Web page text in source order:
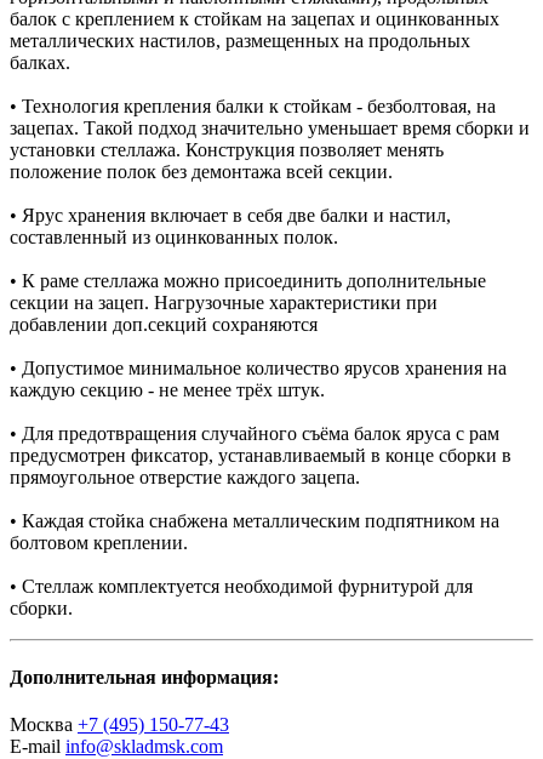
балок с креплением к стойкам на зацепах и оцинкованных
металлических настилов, размещенных на продольных
балках.
• Технология крепления балки к стойкам - безболтовая, на
зацепах. Такой подход значительно уменьшает время сборки и
установки стеллажа. Конструкция позволяет менять
положение полок без демонтажа всей секции.
• Ярус хранения включает в себя две балки и настил,
составленный из оцинкованных полок.
• К раме стеллажа можно присоединить дополнительные
секции на зацеп. Нагрузочные характеристики при
добавлении доп.секций сохраняются
• Допустимое минимальное количество ярусов хранения на
каждую секцию - не менее трёх штук.
• Для предотвращения случайного съёма балок яруса с рам
предусмотрен фиксатор, устанавливаемый в конце сборки в
прямоугольное отверстие каждого зацепа.
• Каждая стойка снабжена металлическим подпятником на
болтовом креплении.
• Стеллаж комплектуется необходимой фурнитурой для
сборки.
Дополнительная информация:
Москва +7 (495) 150-77-43
E-mail info@skladmsk.com